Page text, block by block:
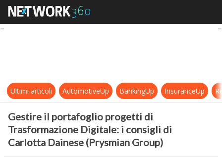
Gestire il portafoglio progetti di
Ultimi articoli AutomotiveUp BankingUp InsuranceUp
Gestire il portafoglio progetti di
Trasformazione Digitale: i consigli di
Carlotta Dainese (Prysmian Group)